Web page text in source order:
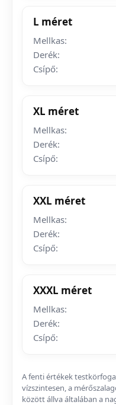
L méret
Mellkas:
Derék:
Csípő:
XL méret
Mellkas:
Derék:
Csípő:
XXL méret
Mellkas:
Derék:
Csípő:
XXXL méret
Mellkas:
Derék:
Csípő:
A fenti értékek
vízszintesen, a
között állva általában a